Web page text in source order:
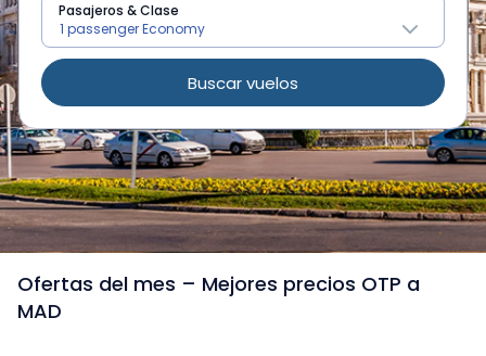
Pasajeros & Clase
Buscar vuelos
/Vuelos de Bucarest a Madrid
Ofertas del mes – Mejores precios OTP a
MAD